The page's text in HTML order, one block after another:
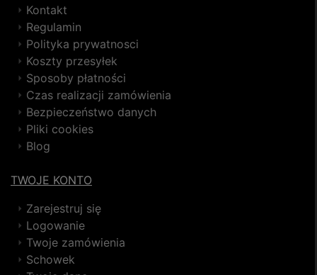
Kontakt
Regulamin
Polityka prywatnosci
Koszty przesyłek
Sposoby płatności
Czas realizacji zamówienia
Bezpieczeństwo danych
Pliki cookies
Blog
TWOJE KONTO
Zarejestruj się
Logowanie
Twoje zamówienia
Schowek